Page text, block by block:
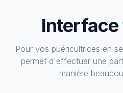
Interface
Pour vos puéricultrices en
permet d'effectuer une
manière